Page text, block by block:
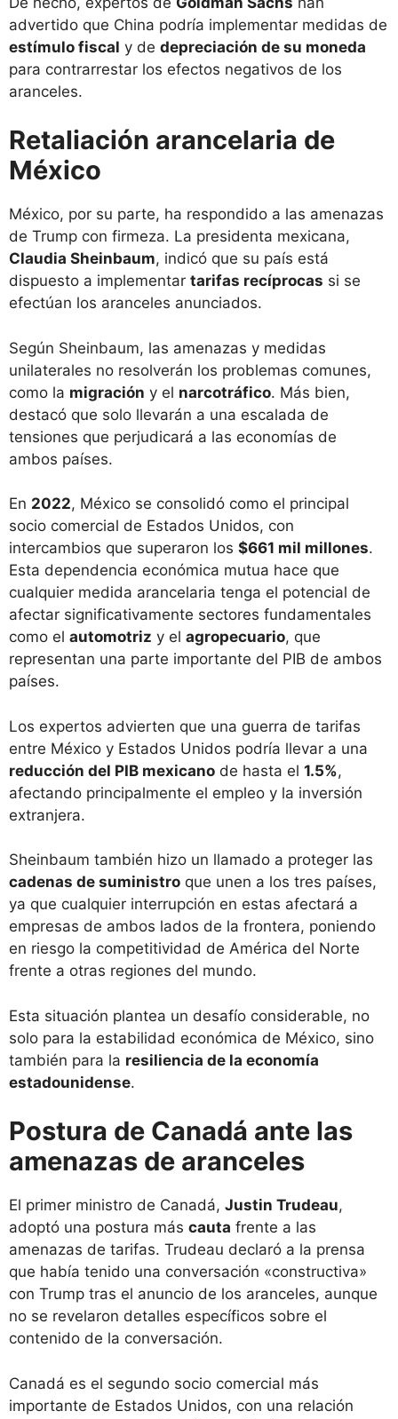
advertido que China podría implementar medidas de
estímulo fiscal y de depreciación de su moneda
para contrarrestar los efectos negativos de los
aranceles.
Retaliación arancelaria de
México
México, por su parte, ha respondido a las amenazas
de Trump con firmeza. La presidenta mexicana,
Claudia Sheinbaum, indicó que su país está
dispuesto a implementar tarifas recíprocas si se
efectúan los aranceles anunciados.
Según Sheinbaum, las amenazas y medidas
unilaterales no resolverán los problemas comunes,
como la migración y el narcotráfico. Más bien,
destacó que solo llevarán a una escalada de
tensiones que perjudicará a las economías de
ambos países.
En 2022, México se consolidó como el principal
socio comercial de Estados Unidos, con
intercambios que superaron los $661 mil millones.
Esta dependencia económica mutua hace que
cualquier medida arancelaria tenga el potencial de
afectar significativamente sectores fundamentales
como el automotriz y el agropecuario, que
representan una parte importante del PIB de ambos
países.
Los expertos advierten que una guerra de tarifas
entre México y Estados Unidos podría llevar a una
reducción del PIB mexicano de hasta el 1.5%,
afectando principalmente el empleo y la inversión
extranjera.
Sheinbaum también hizo un llamado a proteger las
cadenas de suministro que unen a los tres países,
ya que cualquier interrupción en estas afectará a
empresas de ambos lados de la frontera, poniendo
en riesgo la competitividad de América del Norte
frente a otras regiones del mundo.
Esta situación plantea un desafío considerable, no
solo para la estabilidad económica de México, sino
también para la resiliencia de la economía
estadounidense.
Postura de Canadá ante las
amenazas de aranceles
El primer ministro de Canadá, Justin Trudeau,
adoptó una postura más cauta frente a las
amenazas de tarifas. Trudeau declaró a la prensa
que había tenido una conversación «constructiva»
con Trump tras el anuncio de los aranceles, aunque
no se revelaron detalles específicos sobre el
contenido de la conversación.
Canadá es el segundo socio comercial más
importante de Estados Unidos, con una relación